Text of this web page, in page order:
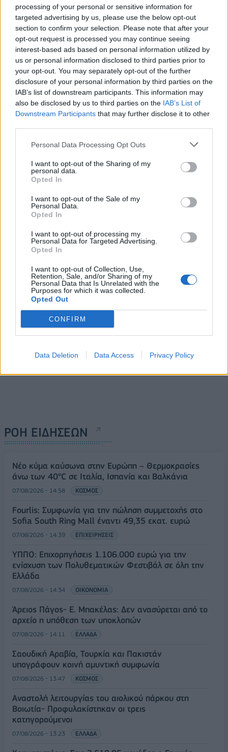
processing of your personal or sensitive information for
targeted advertising by us, please use the below opt-out
section to confirm your selection. Please note that after your
opt-out request is processed you may continue seeing
interest-based ads based on personal information utilized by
us or personal information disclosed to third parties prior to
your opt-out. You may separately opt-out of the further
disclosure of your personal information by third parties on the
IAB’s list of downstream participants. This information may
also be disclosed by us to third parties on the IAB’s List of
Downstream Participants that may further disclose it to other
Personal Data Processing Opt Outs
I want to opt-out of the Sharing of my
personal data.
Opted In
I want to opt-out of the Sale of my
Personal Data.
Opted In
I want to opt-out of processing my
Personal Data for Targeted Advertising.
Opted In
I want to opt-out of Collection, Use,
Retention, Sale, and/or Sharing of my
Personal Data that Is Unrelated with the
Purposes for which it was collected.
Opted Out
CONFIRM
Data Deletion Data Access Privacy Policy
18η συνεχόμενη χρονιά για τον ΟΤΕ στη διεθνή σειρά δεικτών
FTSE4Good
Alpha Bank: Για πρώτη φορά το Αρχαίο Θέατρο Επιδαύρου άνοιξε τις
πύλες του σε όλους
ΠΕΡΙΣΣΌΤΕΡΑ ΣΕ ΑΥΤΉ ΤΗΝ ΚΑΤΗΓΟΡΊΑ
Kariera.gr: Πάνω από
1200 συνεντεύξεις
εργασίας σε ένα διήμερο -
Ποιες εταιρείες
27/06/2023 - 09:18
για πρόταση αγοράς της
ΑΝΕΚ: «Δεν αποτελεί
λύση»
27/06/2023 - 10:02
ΡΟΗ ΕΙΔΗΣΕΩΝ
Νέο κύμα καύσωνα στην Ευρώπη – Θερμοκρασίες
άνω των 40°C σε Ιταλία, Ισπανία και Βαλκάνια
07/08/2026 - 14:58 ΚΟΣΜΟΣ
Fourlis: Συμφωνία για την πώληση συμμετοχής στο
Sofia South Ring Mall έναντι 49,35 εκατ. ευρώ
07/08/2026 - 14:39 ΕΠΙΧΕΙΡΗΣΕΙΣ
ΥΠΠΟ: Επιχορηγήσεις 1.106.000 ευρώ για την
ενίσχυση των Πολυθεματικών Φεστιβάλ σε όλη την
Ελλάδα
07/08/2026 - 14:34 ΟΙΚΟΝΟΜΙΑ
Άρειος Πάγος- Ε. Μπακέλας: Δεν ανασύρεται από το
αρχείο η υπόθεση των υποκλοπών
07/08/2026 - 14:11 ΕΛΛΑΔΑ
Σαουδική Αραβία, Τουρκία και Πακιστάν
υπογράφουν κοινή αμυντική συμφωνία
07/08/2026 - 13:47 ΚΟΣΜΟΣ
Αναστολή λειτουργίας του αιολικού πάρκου στη
Βοιωτία- Προφυλακίστηκαν οι τρεις
κατηγορούμενοι
07/08/2026 - 13:23 ΕΛΛΑΔΑ